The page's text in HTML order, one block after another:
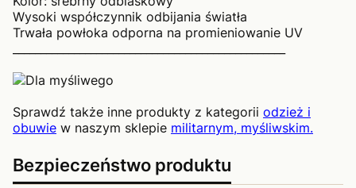
Wysoki współczynnik odbijania światła
Trwała powłoka odporna na promieniowanie UV
Sprawdź także inne produkty z kategorii odzież i
obuwie w naszym sklepie militarnym, myśliwskim.
Bezpieczeństwo produktu